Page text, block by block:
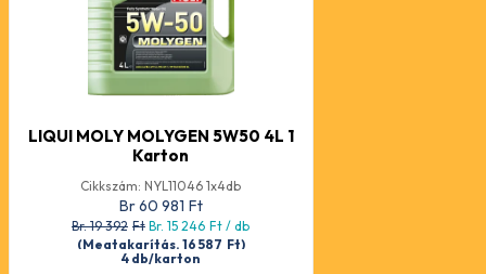
LIQUI MOLY MOLYGEN 5W50 4L 1
Karton
Cikkszám: NYL11046 1x4db
Br 60 981 Ft
Br. 19 392 Ft Br. 15 246 Ft / db
(Megtakarítás. 16 587 Ft)
4 db/karton